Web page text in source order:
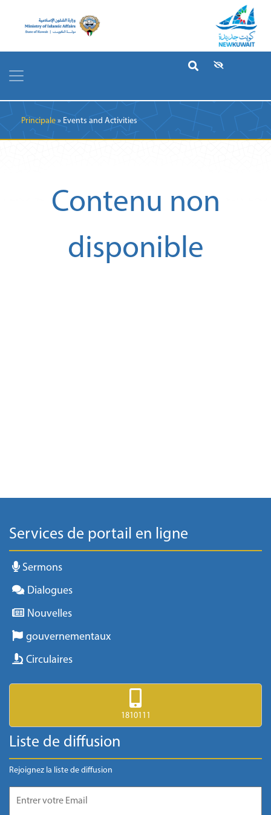
Breadcrumb
Principale Events and Activities
Contenu non
disponible
Services de portail en ligne
Sermons
Dialogues
Nouvelles
gouvernementaux
Circulaires
1810111
Liste de diffusion
Rejoignez la liste de diffusion